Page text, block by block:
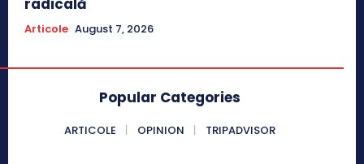
radicală
Articole August 7, 2026
Popular Categories
ARTICOLE OPINION TRIPADVISOR